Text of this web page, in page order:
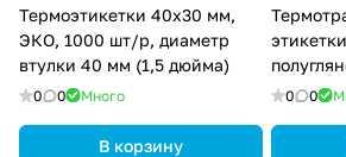
Термоэтикетки 40х30 мм,
ЭКО, 1000 шт/р, диаметр
втулки 40 мм (1,5 дюйма)
0 0 Много
В корзину
диаметр
0 0